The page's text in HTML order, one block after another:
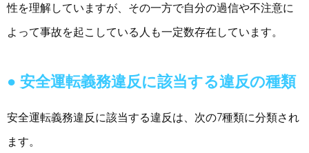
性を理解していますが、その一方で自分の過信や不注意に
よって事故を起こしている人も一定数存在しています。
安全運転義務違反に該当する違反の種類
安全運転義務違反に該当する違反は、次の7種類に分類され
ます。